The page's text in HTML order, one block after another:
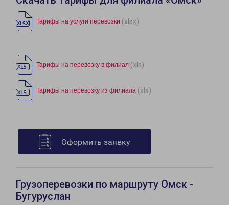
Тарифы на услуги перевозки (xlsx)
Тарифы на перевозку в филиал (xls)
Тарифы на перевозку из филиала (xls)
Оформить заявку
Грузоперевозки по маршруту Омск -
Бугуруслан